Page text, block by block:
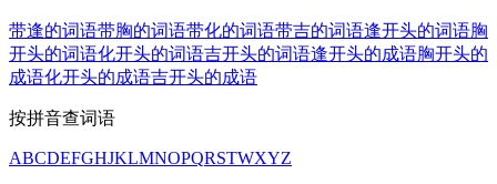
带逢的词语带胸的词语带化的词语带吉的词语逢开头的词语胸
开头的词语化开头的词语吉开头的词语逢开头的成语胸开头的
成语化开头的成语吉开头的成语
按拼音查词语
ABCDEFGHJKLMNOPQRSTWXYZ